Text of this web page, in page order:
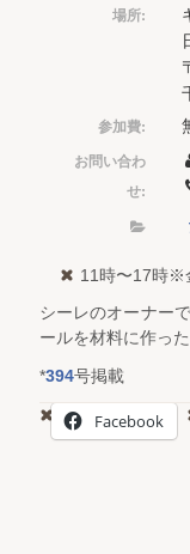
場所:
参加費:
お問い合わ
せ:
11時〜17時※
シーレのオーナー
ールを材料に作っ
*394号掲載
Facebook